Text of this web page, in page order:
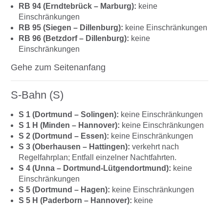
RB 94 (Erndtebrück – Marburg): keine
Einschränkungen
RB 95 (Siegen – Dillenburg): keine Einschränkungen
RB 96 (Betzdorf – Dillenburg): keine
Einschränkungen
Gehe zum Seitenanfang
S-Bahn (S)
S 1 (Dortmund – Solingen): keine Einschränkungen
S 1 H (Minden – Hannover): keine Einschränkungen
S 2 (Dortmund – Essen): keine Einschränkungen
S 3 (Oberhausen – Hattingen): verkehrt nach
Regelfahrplan; Entfall einzelner Nachtfahrten.
S 4 (Unna – Dortmund-Lütgendortmund): keine
Einschränkungen
S 5 (Dortmund – Hagen): keine Einschränkungen
S 5 H (Paderborn – Hannover): keine